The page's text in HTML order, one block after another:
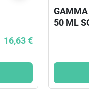
16,63 €
GAMMA
50 ML